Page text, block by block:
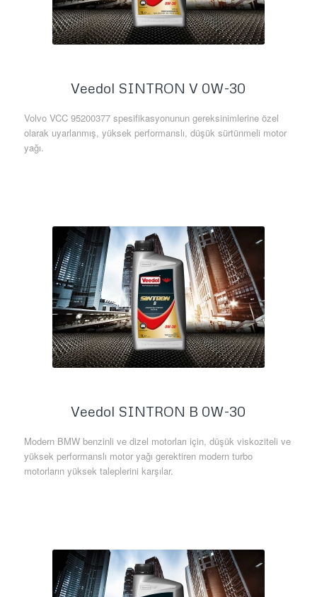
Veedol SINTRON V 0W-30
Volvo VCC 95200377 spesifikasyonunun gereksinimlerine özel
olarak uyarlanmış, yüksek performanslı, düşük sürtünmeli motor
yağı.
Veedol SINTRON B 0W-30
Modern BMW benzinli ve dizel motorları için, düşük viskoziteli ve
yüksek performanslı motor yağı gerektiren modern turbo
motorların yüksek taleplerini karşılar.